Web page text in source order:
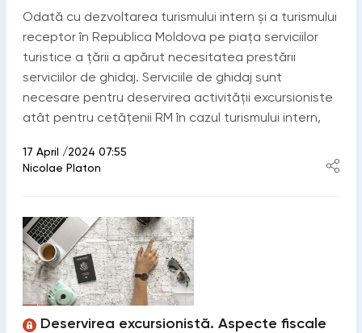
Odată cu dezvoltarea turismului intern și a turismului
receptor în Republica Moldova pe piața serviciilor
turistice a țării a apărut necesitatea prestării
serviciilor de ghidaj. Serviciile de ghidaj sunt
necesare pentru deservirea activității excursioniste
atât pentru cetățenii RM în cazul turismului intern,
17 April /2024 07:55
Nicolae Platon
Deservirea excursionistă. Aspecte fiscale